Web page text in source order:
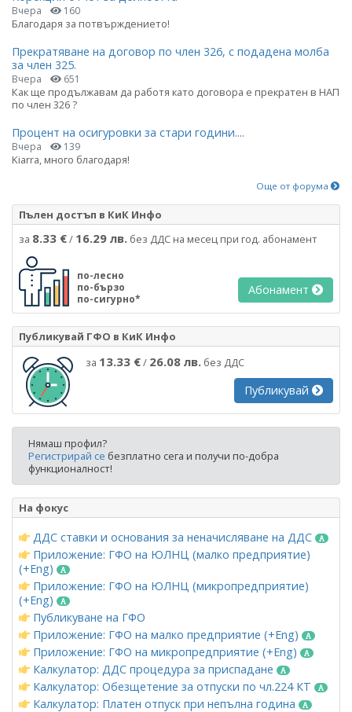
Вчера 160
Благодаря за потвърждението!
Прекратяване на договор по член 326, с подадена молба
за член 325.
Вчера 651
Как ще продължавам да работя като договора е прекратен в НАП
по член 326 ?
Процент на осигуровки за стари години....
Вчера 139
Kiarra, много благодаря!
Още от форума
Пълен достъп в КиК Инфо
за 8.33 €/ 16.29 лв. без ДДС на месец при год. абонамент
по-лесно
по-бързо
по-сигурно*
Абонамент
Публикувай ГФО в КиК Инфо
за 13.33 €/ 26.08 лв. без ДДС
Публикувай
Нямаш профил?
Регистрирай се безплатно сега и получи по-добра
функционалност!
На фокус
ДДС ставки и основания за неначисляване на ДДС
Приложение: ГФО на ЮЛНЦ (малко предприятие)
(+Eng)
Приложение: ГФО на ЮЛНЦ (микропредприятие)
(+Eng)
Публикуване на ГФО
Приложение: ГФО на малко предприятие (+Eng)
Приложение: ГФО на микропредприятие (+Eng)
Калкулатор: ДДС процедура за приспадане
Калкулатор: Обезщетение за отпуски по чл.224 КТ
Калкулатор: Платен отпуск при непълна година